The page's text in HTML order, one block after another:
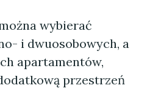
wybierać
i dwuosobowych, a
apartamentów,
przestrzeń